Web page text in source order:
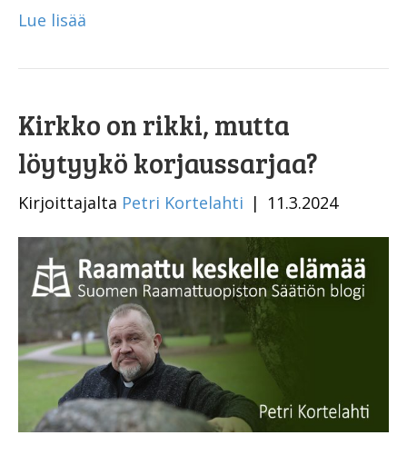
Lue lisää
Kirkko on rikki, mutta
löytyykö korjaussarjaa?
Kirjoittajalta Petri Kortelahti | 11.3.2024